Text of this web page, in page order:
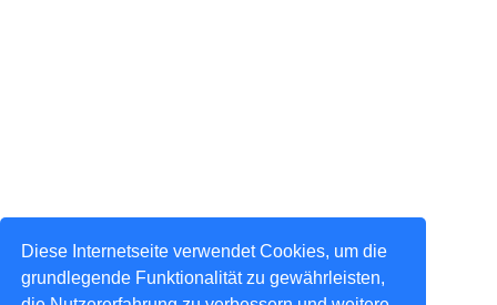
Diese Internetseite verwendet Cookies, um die
grundlegende Funktionalität zu gewährleisten,